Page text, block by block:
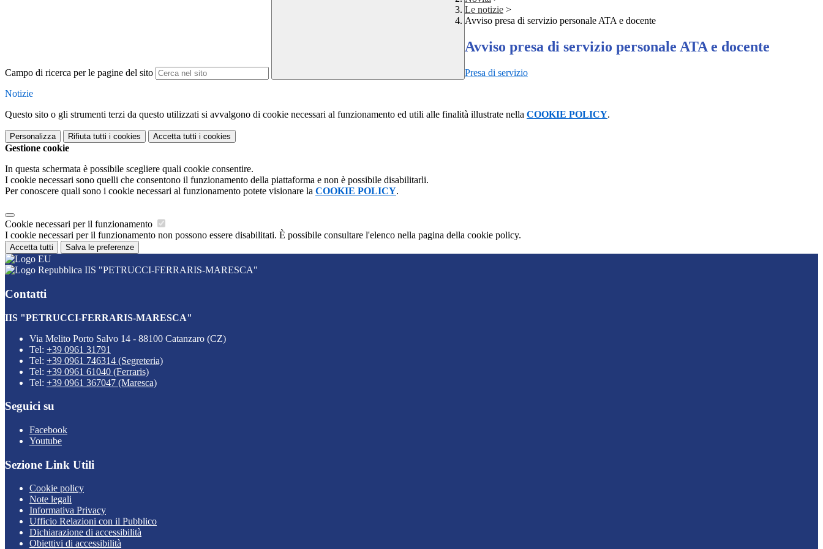
Campo di ricerca per le pagine del sito
Le notizie >
Avviso presa di servizio personale ATA e docente
Avviso presa di servizio personale ATA e docente
Presa di servizio
Notizie
Questo sito o gli strumenti terzi da questo utilizzati si avvalgono di cookie necessari al funzionamento ed utili alle finalità illustrate nella COOKIE POLICY.
Personalizza Rifiuta tutti i cookies Accetta tutti i cookies
Gestione cookie
In questa schermata è possibile scegliere quali cookie consentire.
I cookie necessari sono quelli che consentono il funzionamento della piattaforma e non è possibile disabilitarli.
Per conoscere quali sono i cookie necessari al funzionamento potete visionare la COOKIE POLICY.
Cookie necessari per il funzionamento
I cookie necessari per il funzionamento non possono essere disabilitati. È possibile consultare l'elenco nella pagina della cookie policy.
Accetta tutti Salva le preferenze
IIS "PETRUCCI-FERRARIS-MARESCA"
Contatti
IIS "PETRUCCI-FERRARIS-MARESCA"
Via Melito Porto Salvo 14 - 88100 Catanzaro (CZ)
Tel: +39 0961 31791
Tel: +39 0961 746314 (Segreteria)
Tel: +39 0961 61040 (Ferraris)
Tel: +39 0961 367047 (Maresca)
Seguici su
Facebook
Youtube
Sezione Link Utili
Cookie policy
Note legali
Informativa Privacy
Ufficio Relazioni con il Pubblico
Dichiarazione di accessibilità
Obiettivi di accessibilità